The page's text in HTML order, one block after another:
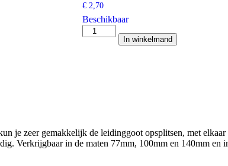
€ 2,70
Beschikbaar
Optimal
Duct
In winkelmand
je zeer gemakkelijk de leidinggoot opsplitsen, met
Verkrijgbaar in de maten 77mm, 100mm en 140mm